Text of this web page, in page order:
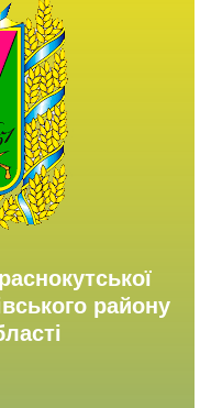
району